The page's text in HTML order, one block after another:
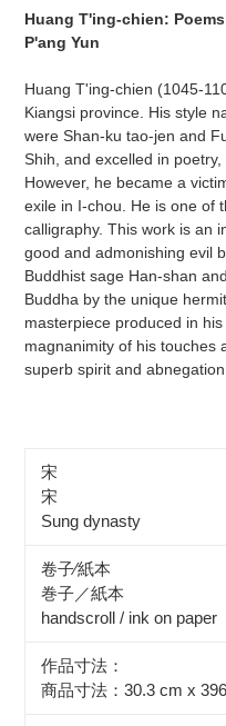
Huang T'ing-chien:
P'ang Yun
Huang T'ing-chien (1045-
Kiangsi province. His style
were Shan-ku tao-jen and
Shih, and excelled in
However, he became a
exile in I-chou. He is one of
calligraphy. This work is an
good and admonishing evil
Buddhist sage Han-shan
Buddha by the unique
masterpiece produced in
magnanimity of his touches
superb spirit and
宋
宋
Sung dynasty
卷子∕紙本
巻子／紙本
handscroll / ink on paper
作品寸法：
商品寸法：30.3 cm x